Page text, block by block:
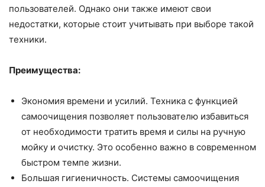
пользователей. Однако они также имеют свои
недостатки, которые стоит учитывать при выборе такой
техники.
Преимущества:
Экономия времени и усилий. Техника с функцией
самоочищения позволяет пользователю избавиться
от необходимости тратить время и силы на ручную
мойку и очистку. Это особенно важно в современном
быстром темпе жизни.
Большая гигиеничность. Системы самоочищения